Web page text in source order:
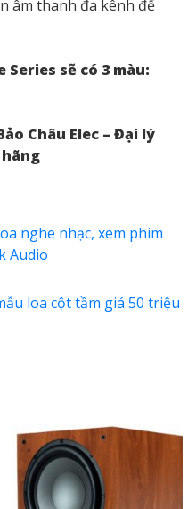
âm thanh đa kênh để
sẽ có 3 màu:
Châu Elec – Đại lý
nghe nhạc, xem phim
Audio
loa cột tầm giá 50 triệu